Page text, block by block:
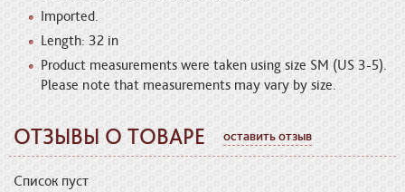
Imported.
Length: 32 in
Product measurements were taken using size SM (US 3-5).
Please note that measurements may vary by size.
ОТЗЫВЫ О ТОВАРЕ оставить отзыв
Список пуст